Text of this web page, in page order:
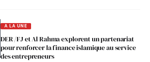
A LA UNE
DER /FJ et Al Rahma explorent un partenariat
pour renforcer la finance islamique au service
des entrepreneurs